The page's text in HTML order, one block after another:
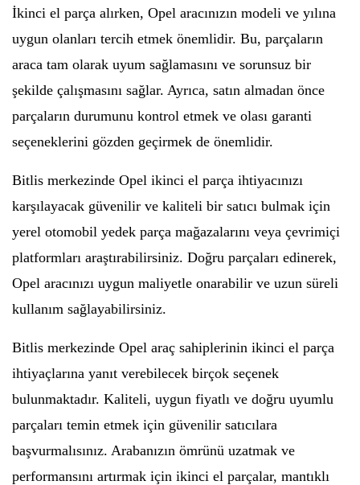
İkinci el parça alırken, Opel aracınızın modeli ve yılına
uygun olanları tercih etmek önemlidir. Bu, parçaların
araca tam olarak uyum sağlamasını ve sorunsuz bir
şekilde çalışmasını sağlar. Ayrıca, satın almadan önce
parçaların durumunu kontrol etmek ve olası garanti
seçeneklerini gözden geçirmek de önemlidir.
Bitlis merkezinde Opel ikinci el parça ihtiyacınızı
karşılayacak güvenilir ve kaliteli bir satıcı bulmak için
yerel otomobil yedek parça mağazalarını veya çevrimiçi
platformları araştırabilirsiniz. Doğru parçaları edinerek,
Opel aracınızı uygun maliyetle onarabilir ve uzun süreli
kullanım sağlayabilirsiniz.
Bitlis merkezinde Opel araç sahiplerinin ikinci el parça
ihtiyaçlarına yanıt verebilecek birçok seçenek
bulunmaktadır. Kaliteli, uygun fiyatlı ve doğru uyumlu
parçaları temin etmek için güvenilir satıcılara
başvurmalısınız. Arabanızın ömrünü uzatmak ve
performansını artırmak için ikinci el parçalar, mantıklı